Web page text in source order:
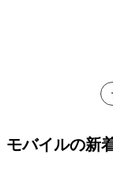
モバイルの新